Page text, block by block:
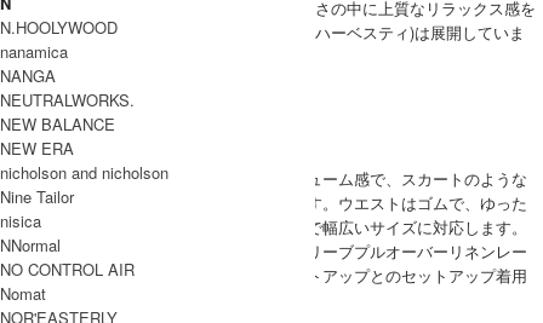
毎日の時間の流れに自然に溶け込みシンプルさの中に上質なリラックス感を
備えた長く愛用できる定番服をHARVESTY (ハーベスティ)は展開していま
す。
HARVESTY 取り扱い商品
MODEL
WOMEN
(VOICE) たっぷりのボリューム感で、スカートのような
シルエットがポイントです。ウエストはゴムで、ゆった
りとしたシルエットなので幅広いサイズに対応します。
同シリーズのショートスリーブプルオーバーリネンレー
ヨンキャンバスとのセットアップとのセットアップ着用
N.HOOLYWOOD
nanamica
NANGA
NEUTRALWORKS.
NEW BALANCE
NEW ERA
nicholson and nicholson
Nine Tailor
nisica
NNormal
NO CONTROL AIR
Nomat
NOR'EASTERLY